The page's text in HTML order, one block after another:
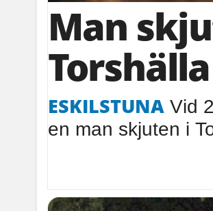
Man
Torshälla
ESKILSTUNA Vid
en man skjuten i